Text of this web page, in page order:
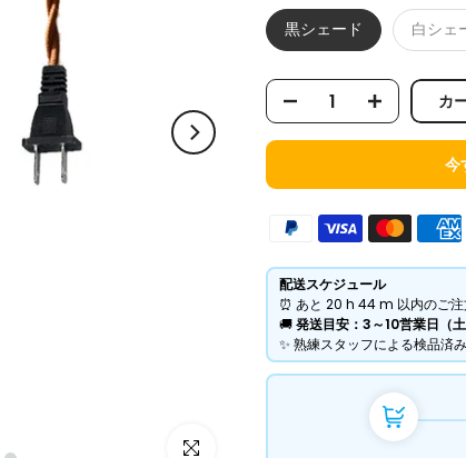
黒シェード 白シェ
カ
今
配送スケジュール
⏰ あと 20 h 44 m 以内のご
​🚚発送目安：3～10営業日（土
​✨ 熟練スタッフによる検品済